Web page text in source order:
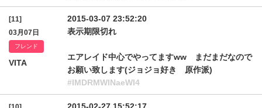
[11]
03月07日
フレンド
VITA
2015-03-07 23:52:20
表示期限切れ
エアレイド中心でやってますww まだまだなので
お願い致します(ジョジョ好き 原作派)
#IMDRMWlNaeWI4